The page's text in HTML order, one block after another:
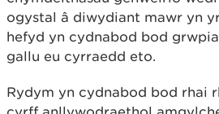
ogystal â diwydiant mawr yn
hefyd yn cydnabod bod
gallu eu cyrraedd eto.
Rydym yn cydnabod bod rhai